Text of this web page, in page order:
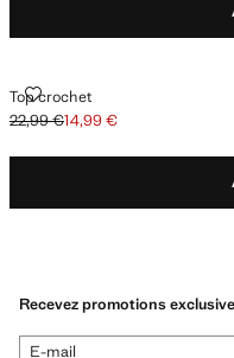
Top crochet
TOP CROCHET
Prix initial barré [22,99 € ]
22,99 €
Prix actuel [14,99 € ]
14,99 €
Recevez promotions
E-mail